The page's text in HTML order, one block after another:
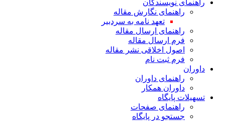
راهنمای نویسندگان
راهنمای نگارش مقاله
تعهد نامه به سردبیر
راهنمای ارسال مقاله
فرم ارسال مقاله
اصول اخلاقی نشر مقاله
فرم ثبت نام
داوران
راهنمای داوران
داوران همکار
تسهیلات پایگاه
راهنمای صفحات
جستجو در پایگاه